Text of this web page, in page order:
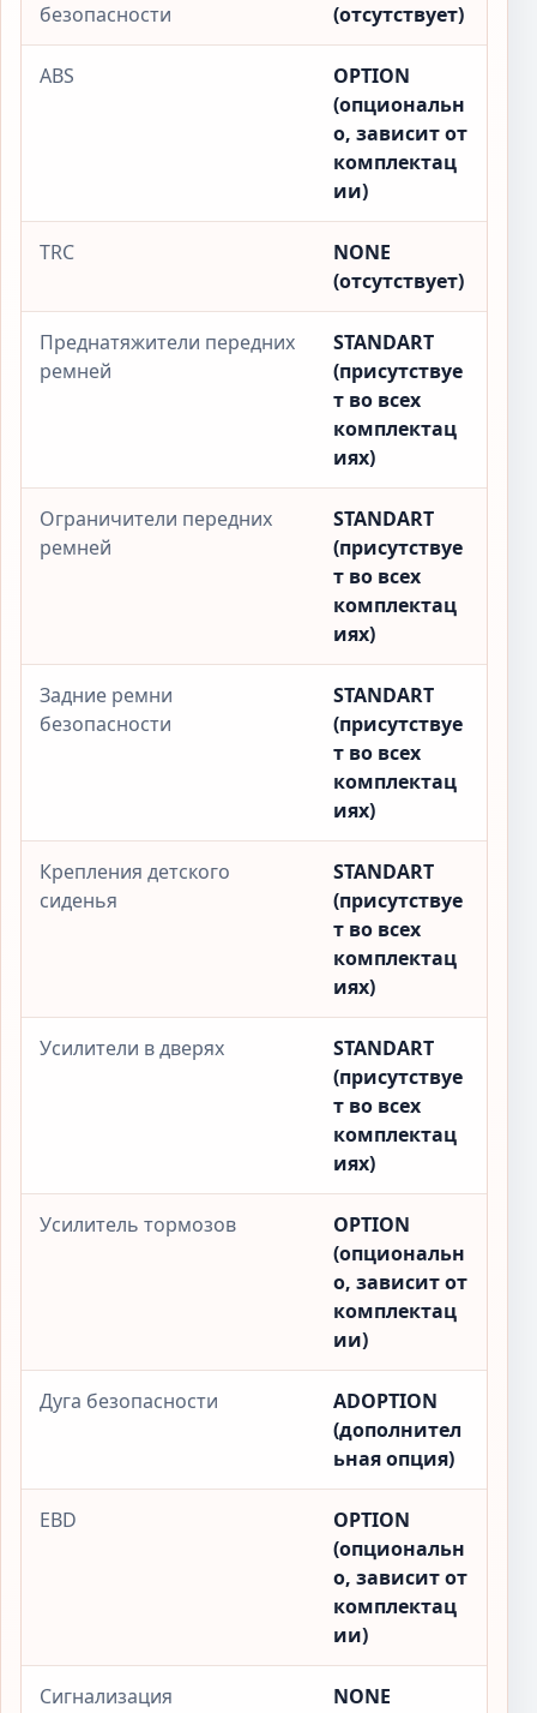
безопасности
(отсутствует)
ABS
OPTION
(опциональн
о, зависит от
комплектац
ии)
TRC
NONE
(отсутствует)
Преднатяжители передних
ремней
STANDART
(присутствуе
т во всех
комплектац
иях)
Ограничители передних
ремней
STANDART
(присутствуе
т во всех
комплектац
иях)
Задние ремни
безопасности
STANDART
(присутствуе
т во всех
комплектац
иях)
Крепления детского
сиденья
STANDART
(присутствуе
т во всех
комплектац
иях)
Усилители в дверях
STANDART
(присутствуе
т во всех
комплектац
иях)
Усилитель тормозов
OPTION
(опциональн
о, зависит от
комплектац
ии)
Дуга безопасности
ADOPTION
(дополнител
ьная опция)
EBD
OPTION
(опциональн
о, зависит от
комплектац
ии)
Сигнализация
NONE